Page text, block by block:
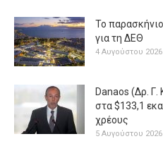
Το
για τη ΔΕΘ
4 Αυγούστου 2026
Danaos (Δρ. Γ.
στα $133,1
χρέους
5 Αυγούστου 2026